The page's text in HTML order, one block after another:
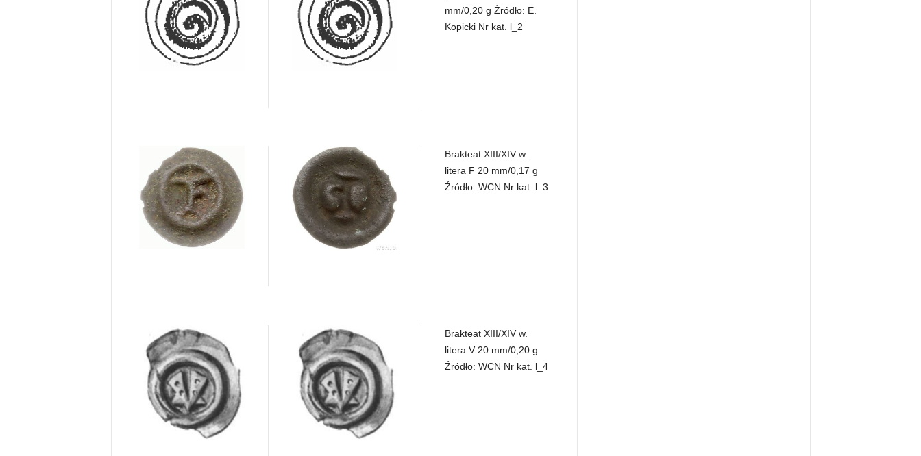
mm/0,20 g Źródło: E.
Kopicki Nr kat. l_2
Brakteat XIII/XIV w.
litera F 20 mm/0,17 g
Źródło: WCN Nr kat. l_3
Brakteat XIII/XIV w.
litera V 20 mm/0,20 g
Źródło: WCN Nr kat. l_4